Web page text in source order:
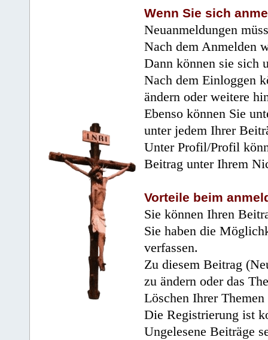
Wenn Sie sich
Neuanmeldungen
Nach dem Anmelden
Dann können sie sich
Nach dem Einloggen
ändern oder weitere
Ebenso können Sie
unter jedem Ihrer
Unter Profil/Profil
Beitrag unter Ihrem
Vorteile beim
Sie können Ihren
Sie haben die
verfassen.
Zu diesem Beitrag
zu ändern oder das
Löschen Ihrer
Die Registrierung ist
Ungelesene Beiträge